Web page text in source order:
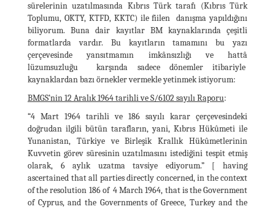
sürelerinin uzatılmasında Kıbrıs Türk tarafı (Kıbrıs Türk
Toplumu, OKTY, KTFD, KKTC) ile fiilen danışma yapıldığını
biliyorum. Buna dair kayıtlar BM kaynaklarında çeşitli
formatlarda vardır. Bu kayıtların tamamını bu yazı
çerçevesinde yansıtmamın imkânsızlığı ve hattâ
lüzumsuzluğu karşında sadece dönemler itibariyle
kaynaklardan bazı örnekler vermekle yetinmek istiyorum:
BMGS’nin 12 Aralık 1964 tarihli ve S/6102 sayılı Raporu:
“4 Mart 1964 tarihli ve 186 sayılı karar çerçevesindeki
doğrudan ilgili bütün tarafların, yani, Kıbrıs Hükûmeti ile
Yunanistan, Türkiye ve Birleşik Krallık Hükûmetlerinin
Kuvvetin görev süresinin uzatılmasını istediğini tespit etmiş
olarak, 6 aylık uzatma tavsiye ediyorum.” [ having
ascertained that all parties directly concerned, in the context
of the resolution 186 of 4 March 1964, that is the Government
of Cyprus, and the Governments of Greece, Turkey and the